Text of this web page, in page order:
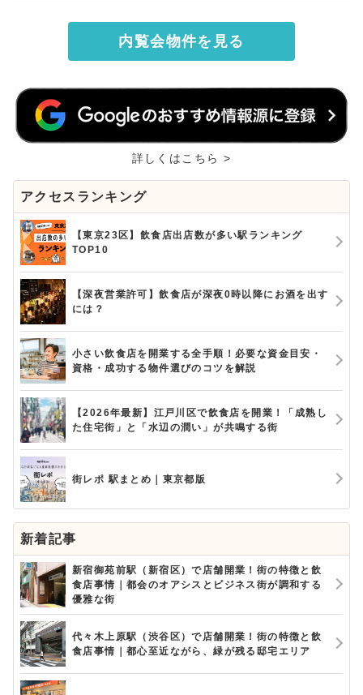
内覧会物件を見る
詳しくはこちら >
アクセスランキング
【東京23区】飲食店出店数が多い駅ランキング
TOP10
【深夜営業許可】飲食店が深夜0時以降にお酒を出す
には？
小さい飲食店を開業する全手順！必要な資金目安・
資格・成功する物件選びのコツを解説
【2026年最新】江戸川区で飲食店を開業！「成熟し
た住宅街」と「水辺の潤い」が共鳴する街
街レポ 駅まとめ｜東京都版
新着記事
新宿御苑前駅（新宿区）で店舗開業！街の特徴と飲
食店事情｜都会のオアシスとビジネス街が調和する
優雅な街
代々木上原駅（渋谷区）で店舗開業！街の特徴と飲
食店事情｜都心至近ながら、緑が残る邸宅エリア